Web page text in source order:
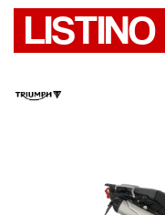
LISTINO